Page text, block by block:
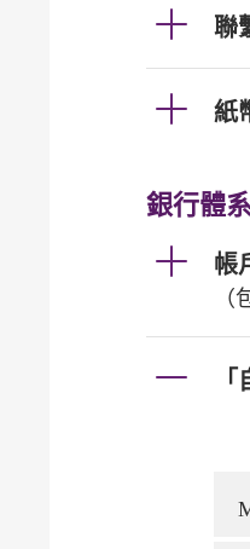
聯
紙
銀行體
帳